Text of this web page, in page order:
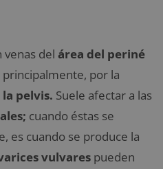
venas del área del periné
principalmente, por la
pelvis. Suele afectar a las
cuando éstas se
es cuando se produce la
vulvares pueden